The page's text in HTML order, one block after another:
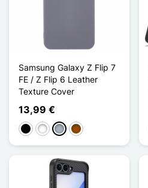
Samsung Galaxy Z Flip 7
FE / Z Flip 6 Leather
Texture Cover
13,99 €
Schwarz
WeißGrauBraun